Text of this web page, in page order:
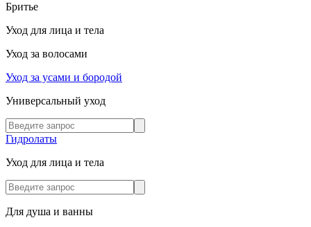
Бритье
Уход для лица и тела
Уход за волосами
Уход за усами и бородой
Универсальный уход
Гидролаты
Уход для лица и тела
Для душа и ванны